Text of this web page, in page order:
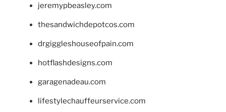
jeremypbeasley.com
thesandwichdepotcos.com
drgiggleshouseofpain.com
hotflashdesigns.com
garagenadeau.com
lifestylechauffeurservice.com